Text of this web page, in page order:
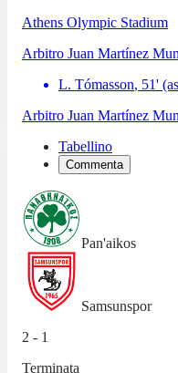
Athens Olympic Stadium
Arbitro Juan Martínez
L. Tómasson, 51'
Arbitro Juan Martínez
Tabellino
Commenta
Pan'aikos
Samsunspor
2 - 1
Terminata